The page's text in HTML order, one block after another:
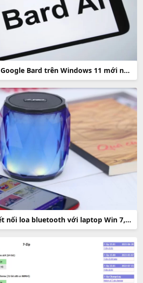
Hướng dẫn cài đặt Google Bard trên Windows 11 mới nhất 2023
Hướng dẫn cách kết nối loa bluetooth với laptop Win 7, Win 10 và MacBook